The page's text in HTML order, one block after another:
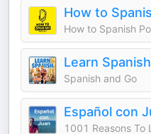
How to
How to Spanish
Learn
Spanish and Go
Español con
1001 Reasons To